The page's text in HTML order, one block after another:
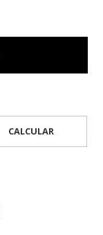
CALCULAR